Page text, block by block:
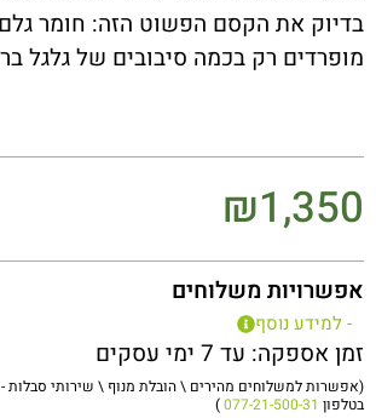
בדיוק את הקסם הפשוט הזה: חומר גלם
מופרדים רק בכמה סיבובים של גלגל
₪1,350
אפשרויות משלוחים
- למידע נוסף
זמן אספקה: עד 7 ימי עסקים
(אפשרות למשלוחים מהירים \ הובלת מנוף \ שירותי
בטלפון 077-21-500-31
)